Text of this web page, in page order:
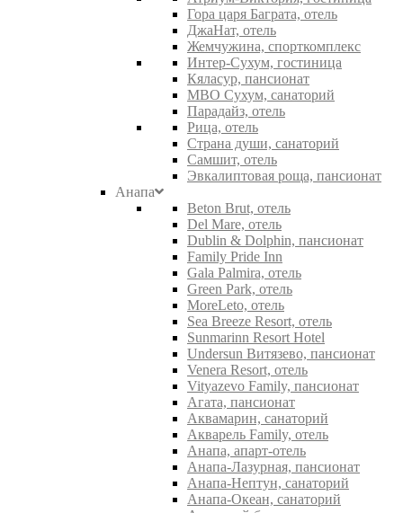
Гора царя Баграта, отель
ДжаНат, отель
Жемчужина, спорткомплекс
Интер-Сухум, гостиница
Кяласур, пансионат
МВО Сухум, санаторий
Парадайз, отель
Рица, отель
Страна души, санаторий
Самшит, отель
Эвкалиптовая роща, пансионат
Анапа
Beton Brut, отель
Del Mare, отель
Dublin & Dolphin, пансионат
Family Pride Inn
Gala Palmira, отель
Green Park, отель
MoreLeto, отель
Sea Breeze Resort, отель
Sunmarinn Resort Hotel
Undersun Витязево, пансионат
Venera Resort, отель
Vityazevo Family, пансионат
Агата, пансионат
Аквамарин, санаторий
Акварель Family, отель
Анапа, апарт-отель
Анапа-Лазурная, пансионат
Анапа-Нептун, санаторий
Анапа-Океан, санаторий